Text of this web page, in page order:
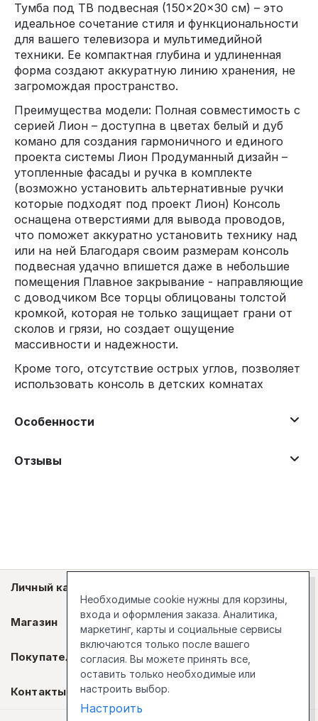
Тумба под ТВ подвесная (150×20×30 см) – это
идеальное сочетание стиля и функциональности
для вашего телевизора и мультимедийной
техники. Ее компактная глубина и удлиненная
форма создают аккуратную линию хранения, не
загромождая пространство.
Преимущества модели: Полная совместимость с
серией Лион – доступна в цветах белый и дуб
комано для создания гармоничного и единого
проекта системы Лион Продуманный дизайн –
утопленные фасады и ручка в комплекте
(возможно установить альтернативные ручки
которые подходят под проект Лион) Консоль
оснащена отверстиями для вывода проводов,
что поможет аккуратно установить технику над
или на ней Благодаря своим размерам консоль
подвесная удачно впишется даже в небольшие
помещения Плавное закрывание - направляющие
с доводчиком Все торцы облицованы толстой
кромкой, которая не только защищает грани от
сколов и грязи, но создает ощущение
массивности и надежности.
Кроме того, отсутствие острых углов, позволяет
использовать консоль в детских комнатах
Особенности
Отзывы
Личный кабинет
Магазин
Покупателям
Контакты
Необходимые cookie нужны для корзины,
входа и оформления заказа. Аналитика,
маркетинг, карты и социальные сервисы
включаются только после вашего
согласия. Вы можете принять все,
оставить только необходимые или
настроить выбор.
Настроить